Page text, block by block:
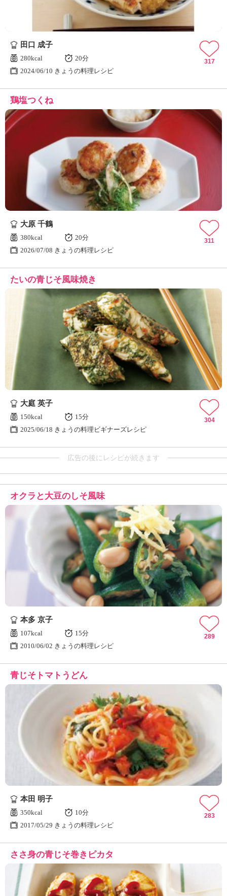
田口 成子
280kcal
20分
2024/06/10 きょうの料理レシピ
317
鶏塩つくね
大原 千鶴
380kcal
20分
2026/07/08 きょうの料理レシピ
311
たいの青じそ風味焼き
大庭 英子
150kcal
15分
2025/06/18 きょうの料理ビギナーズレシピ
304
広告の後にレシピが続きます
オクラと大豆のしそ風味
本多 京子
107kcal
15分
2010/06/02 きょうの料理レシピ
289
青じそトマトうどん
本田 明子
350kcal
10分
2017/05/29 きょうの料理レシピ
283
ささ身の青じそ巻きピカタ